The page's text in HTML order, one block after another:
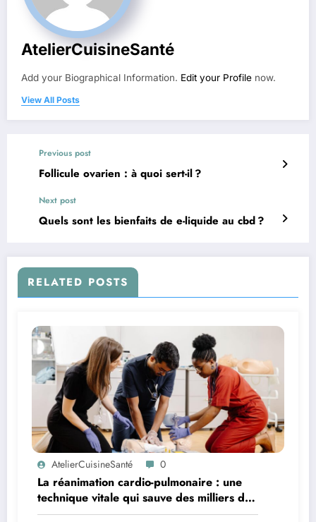
AtelierCuisineSanté
Add your Biographical Information. Edit your Profile now.
View All Posts
Previous post
Follicule ovarien : à quoi sert-il ?
Next post
Quels sont les bienfaits de e-liquide au cbd ?
RELATED POSTS
AtelierCuisineSanté 0
La réanimation cardio-pulmonaire : une
technique vitale qui sauve des milliers de
vies chaque année